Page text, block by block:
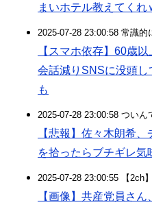
まいホテル教えてくれ
2025-07-28 23:00:58 常識的
【スマホ依存】60歳
会話減りSNSに没頭
も
2025-07-28 23:00:58 ついん
【悲報】佐々木朗希
を拾ったらブチギレ
2025-07-28 23:00:55 【2ch
【画像】共産党員さ